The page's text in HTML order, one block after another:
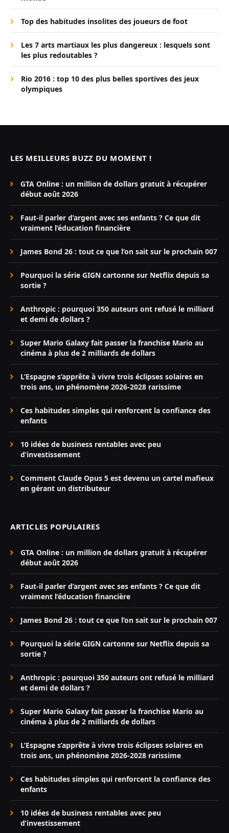
Top des habitudes insolites des joueurs de foot
Les 7 arts martiaux les plus dangereux : lesquels sont
les plus redoutables ?
Rio 2016 : top 10 des plus belles sportives des jeux
olympiques
LES MEILLEURS BUZZ DU MOMENT !
GTA Online : un million de dollars gratuit à récupérer
début août 2026
Faut-il parler d’argent avec ses enfants ? Ce que dit
vraiment l’éducation financière
James Bond 26 : tout ce que l’on sait sur le prochain 007
Pourquoi la série GIGN cartonne sur Netflix depuis sa
sortie ?
Anthropic : pourquoi 350 auteurs ont refusé le milliard
et demi de dollars ?
Super Mario Galaxy fait passer la franchise Mario au
cinéma à plus de 2 milliards de dollars
L’Espagne s’apprête à vivre trois éclipses solaires en
trois ans, un phénomène 2026-2028 rarissime
Ces habitudes simples qui renforcent la confiance des
enfants
10 idées de business rentables avec peu
d’investissement
Comment Claude Opus 5 est devenu un cartel mafieux
en gérant un distributeur
ARTICLES POPULAIRES
GTA Online : un million de dollars gratuit à récupérer
début août 2026
Faut-il parler d’argent avec ses enfants ? Ce que dit
vraiment l’éducation financière
James Bond 26 : tout ce que l’on sait sur le prochain 007
Pourquoi la série GIGN cartonne sur Netflix depuis sa
sortie ?
Anthropic : pourquoi 350 auteurs ont refusé le milliard
et demi de dollars ?
Super Mario Galaxy fait passer la franchise Mario au
cinéma à plus de 2 milliards de dollars
L’Espagne s’apprête à vivre trois éclipses solaires en
trois ans, un phénomène 2026-2028 rarissime
Ces habitudes simples qui renforcent la confiance des
enfants
10 idées de business rentables avec peu
d’investissement